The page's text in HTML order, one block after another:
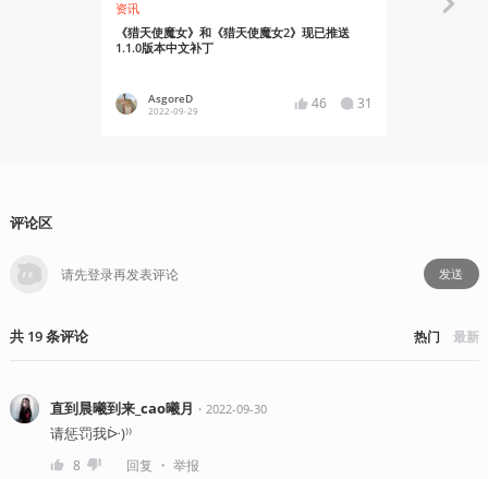
资讯
《猎天使魔女》和《猎天使魔女2》现已推送
1.1.0版本中文补丁
AsgoreD
2022-09-29 46 31
知识挖掘机
评论区
发送
共 19条评论 热门 最新
直到晨曦到来_cao曦月 ・ 2022-09-30
请惩罚我ᐕ)⁾⁾
8 回复 ・ 举报